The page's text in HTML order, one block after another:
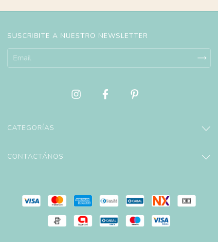
SUSCRIBITE A NUESTRO NEWSLETTER
CATEGORÍAS
CONTACTÁNOS